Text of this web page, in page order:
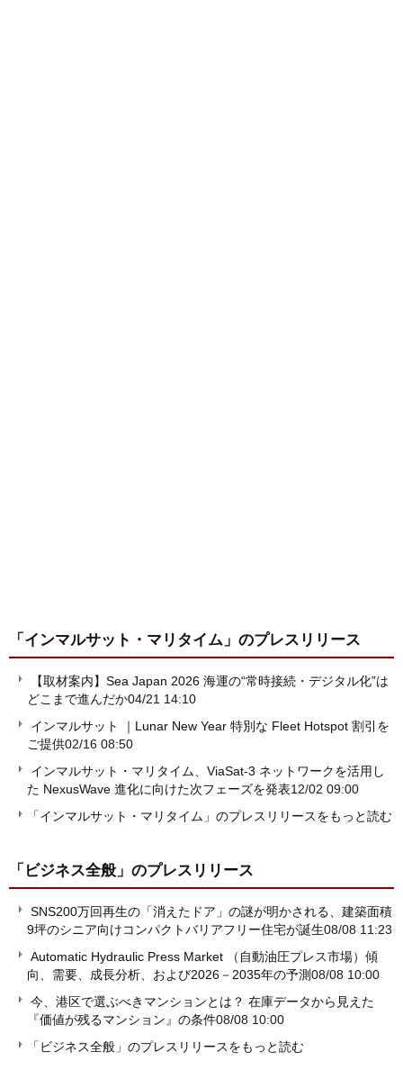
「インマルサット・マリタイム」 のプレスリリース
【取材案内】Sea Japan 2026 海運の“常時接続・デジタル化”は
どこまで進んだか04/21 14:10
インマルサット ｜Lunar New Year 特別な Fleet Hotspot 割引を
ご提供02/16 08:50
インマルサット・マリタイム、ViaSat-3 ネットワークを活用し
た NexusWave 進化に向けた次フェーズを発表12/02 09:00
「インマルサット・マリタイム」のプレスリリースをもっと読む
「ビジネス全般」 のプレスリリース
SNS200万回再生の「消えたドア」の謎が明かされる、建築面積
9坪のシニア向けコンパクトバリアフリー住宅が誕生08/08 11:23
Automatic Hydraulic Press Market （自動油圧プレス市場）傾
向、需要、成長分析、および2026－2035年の予測08/08 10:00
今、港区で選ぶべきマンションとは？ 在庫データから見えた
『価値が残るマンション』の条件08/08 10:00
「ビジネス全般」のプレスリリースをもっと読む